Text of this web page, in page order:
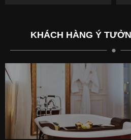
KHÁCH HÀNG Ý